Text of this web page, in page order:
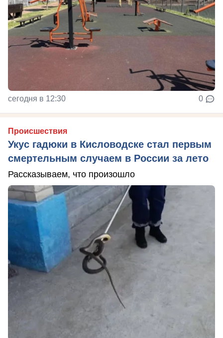
сегодня в 12:30 0
Происшествия
Укус гадюки в Кисловодске стал первым
смертельным случаем в России за лето
Рассказываем, что произошло